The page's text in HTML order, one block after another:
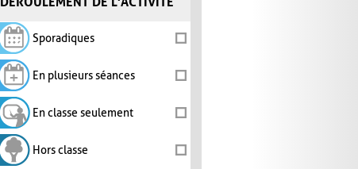
Sporadiques
En plusieurs séances
En classe seulement
Hors classe